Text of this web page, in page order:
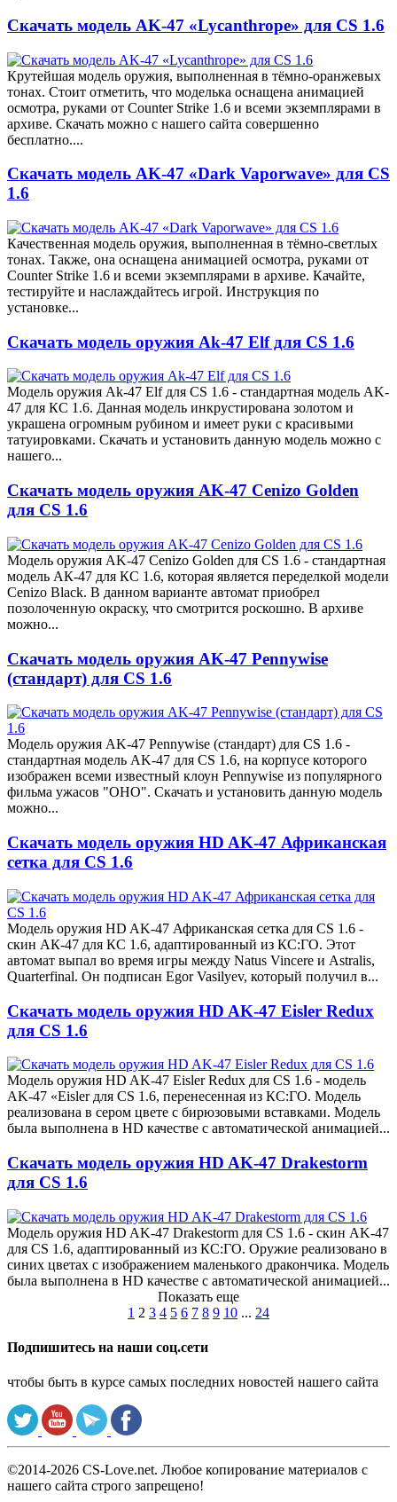
Скачать модель AK-47 «Lycanthrope» для CS 1.6
Крутейшая модель оружия, выполненная в тёмно-оранжевых
тонах. Стоит отметить, что моделька оснащена анимацией
осмотра, руками от Counter Strike 1.6 и всеми экземплярами в
архиве. Скачать можно с нашего сайта совершенно
бесплатно....
Скачать модель AK-47 «Dark Vaporwave» для CS
1.6
Качественная модель оружия, выполненная в тёмно-светлых
тонах. Также, она оснащена анимацией осмотра, руками от
Counter Strike 1.6 и всеми экземплярами в архиве. Качайте,
тестируйте и наслаждайтесь игрой. Инструкция по
установке...
Скачать модель оружия Ak-47 Elf для CS 1.6
Модель оружия Ak-47 Elf для CS 1.6 - стандартная модель AK-
47 для КС 1.6. Данная модель инкрустирована золотом и
украшена огромным рубином и имеет руки с красивыми
татуировками. Скачать и установить данную модель можно с
нашего...
Скачать модель оружия AK-47 Cenizo Golden
для CS 1.6
Модель оружия AK-47 Cenizo Golden для CS 1.6 - стандартная
модель АК-47 для КС 1.6, которая является переделкой модели
Cenizo Black. В данном варианте автомат приобрел
позолоченную окраску, что смотрится роскошно. В архиве
можно...
Скачать модель оружия AK-47 Pennywise
(стандарт) для CS 1.6
Модель оружия AK-47 Pennywise (стандарт) для CS 1.6 -
стандартная модель AK-47 для CS 1.6, на корпусе которого
изображен всеми известный клоун Pennywise из популярного
фильма ужасов "ОНО". Скачать и установить данную модель
можно...
Скачать модель оружия HD AK-47 Африканская
сетка для CS 1.6
Модель оружия HD AK-47 Африканская сетка для CS 1.6 -
скин АК-47 для КС 1.6, адаптированный из КС:ГО. Этот
автомат выпал во время игры между Natus Vincere и Astralis,
Quarterfinal. Он подписан Egor Vasilyev, который получил в...
Скачать модель оружия HD AK-47 Eisler Redux
для CS 1.6
Модель оружия HD AK-47 Eisler Redux для CS 1.6 - модель
AK-47 «Eisler для CS 1.6, перенесенная из КС:ГО. Модель
реализована в сером цвете с бирюзовыми вставками. Модель
была выполнена в HD качестве с автоматической анимацией...
Скачать модель оружия HD AK-47 Drakestorm
для CS 1.6
Модель оружия HD AK-47 Drakestorm для CS 1.6 - скин AK-47
для CS 1.6, адаптированный из КС:ГО. Оружие реализовано в
синих цветах с изображением маленького дракончика. Модель
была выполнена в HD качестве с автоматической анимацией...
Показать еще
1 2 3 4 5 6 7 8 9 10 ... 24
Подпишитесь на наши соц.сети
чтобы быть в курсе самых последних новостей нашего сайта
©2014-2026 CS-Love.net. Любое копирование материалов с
нашего сайта строго запрещено!